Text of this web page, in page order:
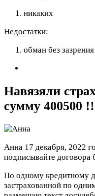
никаких
Недостатки:
обман без
Навязяли
сумму 400500
Анна 17 декабря, 2022
подписывайте договора
По одному кредитному
застрахованной по